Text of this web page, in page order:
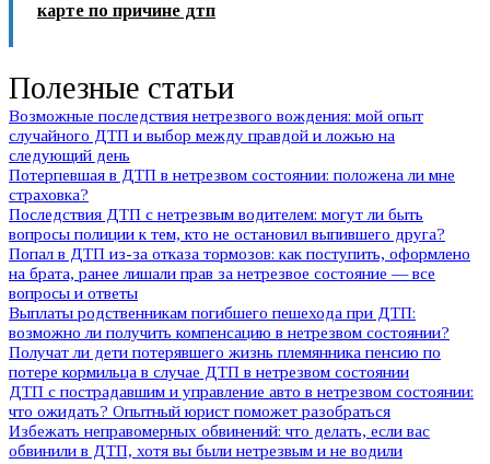
карте по причине дтп
Полезные статьи
Возможные последствия нетрезвого вождения: мой опыт
случайного ДТП и выбор между правдой и ложью на
следующий день
Потерпевшая в ДТП в нетрезвом состоянии: положена ли мне
страховка?
Последствия ДТП с нетрезвым водителем: могут ли быть
вопросы полиции к тем, кто не остановил выпившего друга?
Попал в ДТП из-за отказа тормозов: как поступить, оформлено
на брата, ранее лишали прав за нетрезвое состояние — все
вопросы и ответы
Выплаты родственникам погибшего пешехода при ДТП:
возможно ли получить компенсацию в нетрезвом состоянии?
Получат ли дети потерявшего жизнь племянника пенсию по
потере кормильца в случае ДТП в нетрезвом состоянии
ДТП с пострадавшим и управление авто в нетрезвом состоянии:
что ожидать? Опытный юрист поможет разобраться
Избежать неправомерных обвинений: что делать, если вас
обвинили в ДТП, хотя вы были нетрезвым и не водили